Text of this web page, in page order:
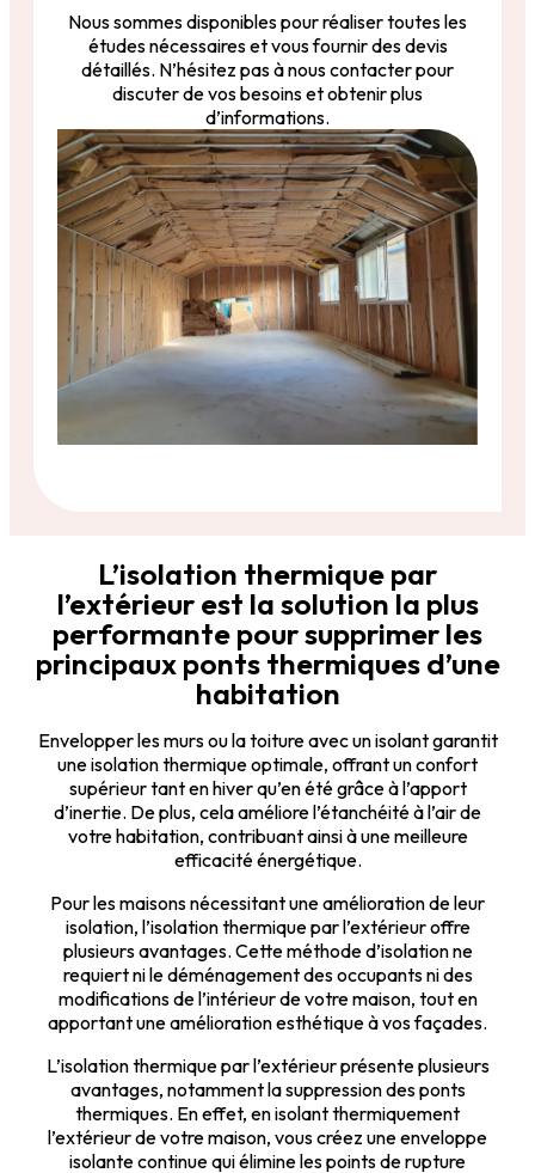
Nous sommes disponibles pour réaliser toutes les
études nécessaires et vous fournir des devis
détaillés. N’hésitez pas à nous contacter pour
discuter de vos besoins et obtenir plus
d’informations.
L’isolation thermique par
l’extérieur est la solution la plus
performante pour supprimer les
principaux ponts thermiques d’une
habitation
Envelopper les murs ou la toiture avec un isolant garantit
une isolation thermique optimale, offrant un confort
supérieur tant en hiver qu’en été grâce à l’apport
d’inertie. De plus, cela améliore l’étanchéité à l’air de
votre habitation, contribuant ainsi à une meilleure
efficacité énergétique.
Pour les maisons nécessitant une amélioration de leur
isolation, l’isolation thermique par l’extérieur offre
plusieurs avantages. Cette méthode d’isolation ne
requiert ni le déménagement des occupants ni des
modifications de l’intérieur de votre maison, tout en
apportant une amélioration esthétique à vos façades.
L’isolation thermique par l’extérieur présente plusieurs
avantages, notamment la suppression des ponts
thermiques. En effet, en isolant thermiquement
l’extérieur de votre maison, vous créez une enveloppe
isolante continue qui élimine les points de rupture